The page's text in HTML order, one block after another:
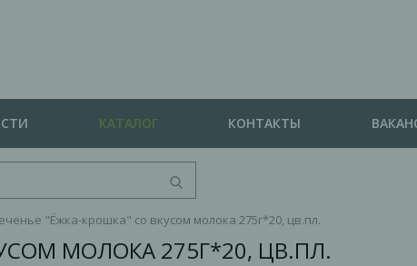
КАТАЛОГ КОНТАКТЫ
"Ёжка-крошка" со вкусом молока 275г*20, цв.пл.
МОЛОКА 275Г*20, ЦВ.ПЛ.